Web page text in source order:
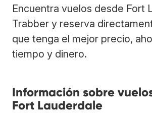
Encuentra vuelos desde Fort
Trabber y reserva
que tenga el mejor precio,
tiempo y dinero.
Información sobre
Fort Lauderdale